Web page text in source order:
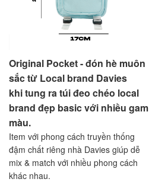
Original Pocket - đón hè muôn
sắc từ Local brand Davies
khi tung ra túi đeo chéo local
brand đẹp basic với nhiều gam
màu.
Item với phong cách truyền thống
đậm chất riêng nhà Davies giúp dễ
mix & match với nhiều phong cách
khác nhau.